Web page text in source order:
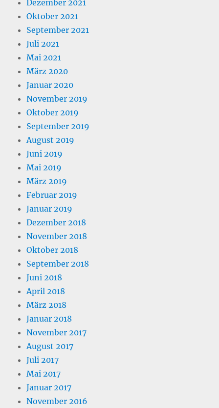
Dezember 2021
Oktober 2021
September 2021
Juli 2021
Mai 2021
März 2020
Januar 2020
November 2019
Oktober 2019
September 2019
August 2019
Juni 2019
Mai 2019
März 2019
Februar 2019
Januar 2019
Dezember 2018
November 2018
Oktober 2018
September 2018
Juni 2018
April 2018
März 2018
Januar 2018
November 2017
August 2017
Juli 2017
Mai 2017
Januar 2017
November 2016